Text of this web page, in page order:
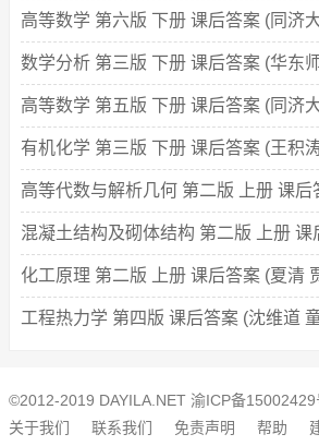
高等数学 第六版 下册 课后答案 (同济
数学分析 第三版 下册 课后答案 (华东
高等数学 第五版 下册 课后答案 (同济
有机化学 第三版 下册 课后答案 (王积
高等代数与解析几何 第二版 上册 课后
混凝土结构及砌体结构 第二版 上册 课
化工原理 第二版 上册 课后答案 (夏清
工程热力学 第四版 课后答案 (沈维道
©2012-2019 DAYILA.NET 渝ICP备15002429
关于我们
联系我们 免责声明 帮助